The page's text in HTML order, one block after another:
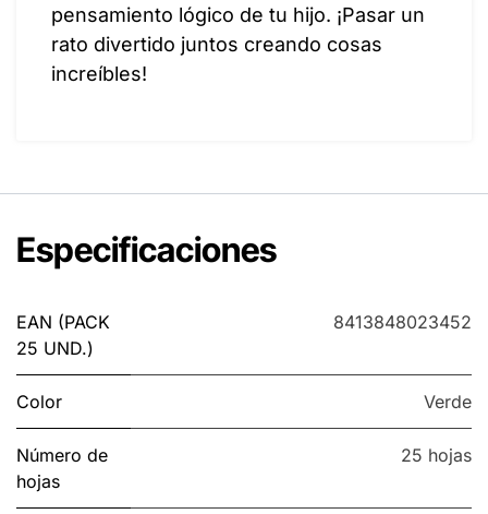
pensamiento lógico de tu hijo. ¡Pasar un
rato divertido juntos creando cosas
increíbles!
Especificaciones
EAN (PACK
25 UND.)
8413848023452
Color Verde
Número de
hojas
25 hojas